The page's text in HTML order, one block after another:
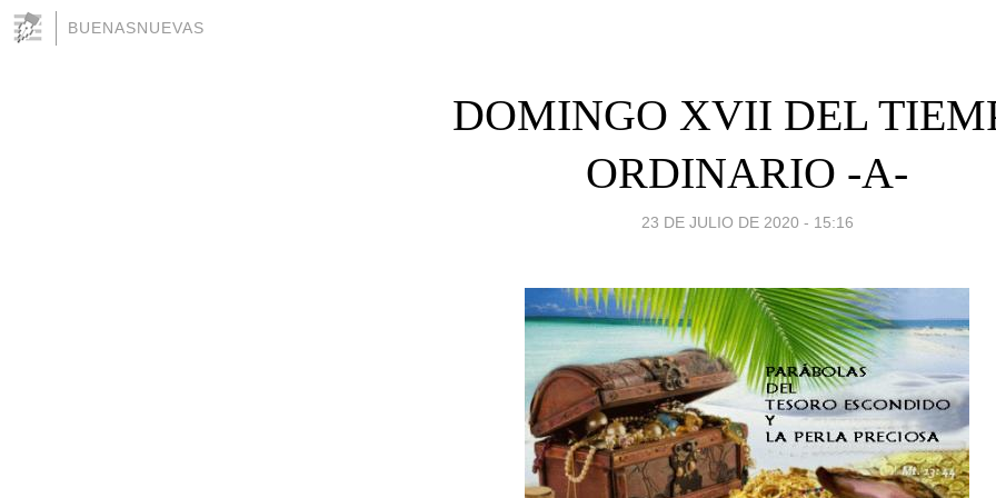
BUENASNUEVAS
DOMINGO XVII DEL
ORDINARIO -A-
23 DE JULIO DE 2020 - 15:16